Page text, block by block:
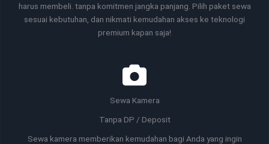
harus membeli. tanpa komitmen jangka panjang. Pilih paket sewa
sesuai kebutuhan, dan nikmati kemudahan akses ke teknologi
premium kapan saja!
Sewa Kamera
Tanpa DP / Deposit
Sewa kamera memberikan kemudahan bagi Anda yang ingin